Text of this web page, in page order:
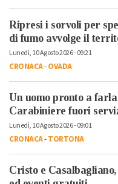
Ripresi i sorvoli per
di fumo avvolge il
Lunedì, 10 Agosto 2026 - 09:21
CRONACA-OVADA
Un uomo pronto a
Carabiniere fuori
Lunedì, 10 Agosto 2026 - 09:01
CRONACA-TORTONA
Cristo e